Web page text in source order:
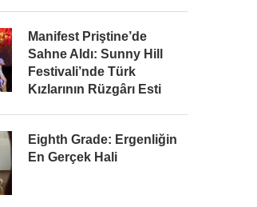
Manifest Priştine’de
Sahne Aldı: Sunny Hill
Festivali’nde Türk
Kızlarının Rüzgârı Esti
Eighth Grade: Ergenliğin
En Gerçek Hali